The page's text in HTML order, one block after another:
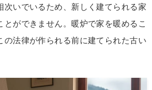
次いでいるため、新しく建てられる家
とができません。暖炉で家を暖めるこ
の法律が作られる前に建てられた古い